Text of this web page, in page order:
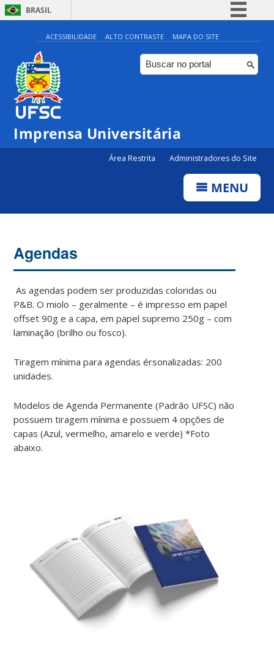
BRASIL
Simplifique!
Comunica BR
Participe
ACESSIBILIDADE ALTO CONTRASTE MAPA DO SITE
Imprensa Universitária
Área Restrita Administradores do Site
MENU
Agendas
As agendas podem ser produzidas coloridas ou
P&B. O miolo – geralmente – é impresso em papel
offset 90g e a capa, em papel supremo 250g – com
laminação (brilho ou fosco).
Tiragem mínima para agendas érsonalizadas: 200
unidades.
Modelos de Agenda Permanente (Padrão UFSC) não
possuem tiragem mínima e possuem 4 opções de
capas (Azul, vermelho, amarelo e verde) *Foto
abaixo.